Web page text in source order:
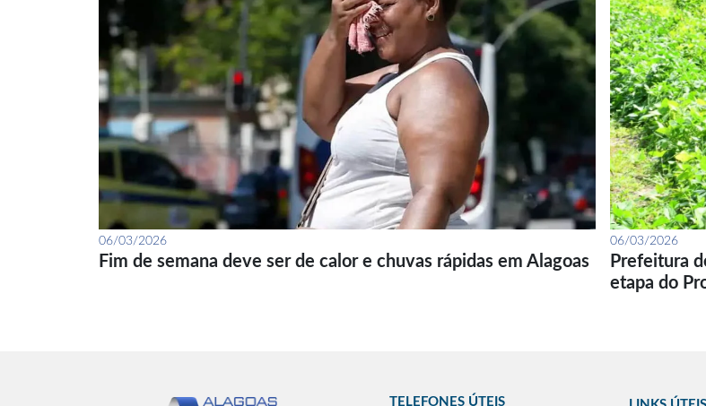
06/03/2026
Fim de semana deve ser de calor e chuvas rápidas em Alagoas
06/03/2026
Prefeitura
etapa do
TELEFONES ÚTEIS